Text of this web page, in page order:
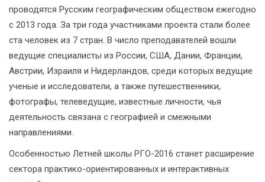
проводятся Русским географическим обществом ежегодно
с 2013 года. За три года участниками проекта стали более
ста человек из 7 стран. В число преподавателей вошли
ведущие специалисты из России, США, Дании, Франции,
Австрии, Израиля и Нидерландов, среди которых ведущие
ученые и исследователи, а также путешественники,
фотографы, телеведущие, известные личности, чья
деятельность связана с географией и смежными
направлениями.
Особенностью Летней школы РГО-2016 станет расширение
сектора практико-ориентированных и интерактивных